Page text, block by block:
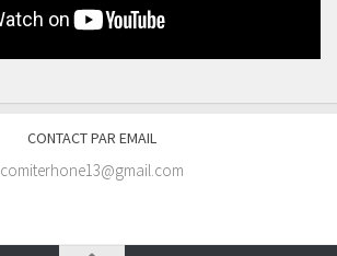
CONTACT PAR EMAIL
comiterhone13@gmail.com